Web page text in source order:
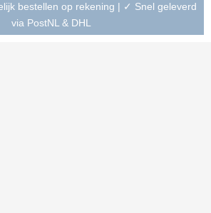
bestellen op rekening | ✓ Snel geleverd
via PostNL & DHL